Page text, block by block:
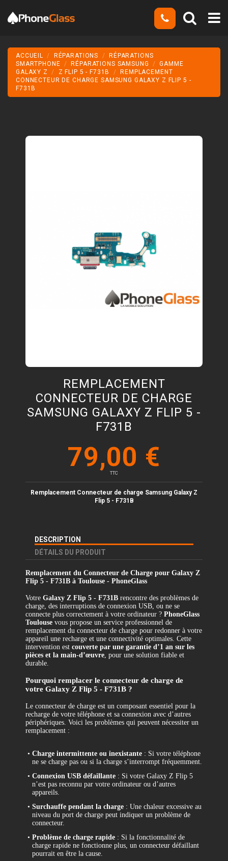
ACCUEIL RÉPARATIONS
RÉPARATIONS
SMARTPHONE
RÉPARATIONS SAMSUNG
GAMME
GALAXY Z
Z FLIP 5 - F731B
REMPLACEMENT
CONNECTEUR DE CHARGE SAMSUNG GALAXY Z FLIP 5 -
F731B
REMPLACEMENT
CONNECTEUR DE CHARGE
SAMSUNG GALAXY Z FLIP 5 -
F731B
79,00 €
TTC
Remplacement Connecteur de charge Samsung Galaxy Z
Flip 5 - F731B
DESCRIPTION
DÉTAILS DU PRODUIT
Remplacement du Connecteur de Charge pour Galaxy Z
Flip 5 - F731B à Toulouse - PhoneGlass
Votre Galaxy Z Flip 5 - F731B rencontre des problèmes de
charge, des interruptions de connexion USB, ou ne se
connecte plus correctement à votre ordinateur ? PhoneGlass
Toulouse vous propose un service professionnel de
remplacement du connecteur de charge pour redonner à votre
appareil une recharge et une connectivité optimales. Cette
intervention est couverte par une garantie d’1 an sur les
pièces et la main-d’œuvre, pour une solution fiable et
durable.
Pourquoi remplacer le connecteur de charge de
votre Galaxy Z Flip 5 - F731B ?
Le connecteur de charge est un composant essentiel pour la
recharge de votre téléphone et sa connexion avec d’autres
périphériques. Voici les problèmes qui peuvent nécessiter un
remplacement :
• Charge intermittente ou inexistante : Si votre téléphone
ne se charge pas ou si la charge s’interrompt fréquemment.
• Connexion USB défaillante : Si votre Galaxy Z Flip 5
n’est pas reconnu par votre ordinateur ou d’autres
appareils.
• Surchauffe pendant la charge : Une chaleur excessive au
niveau du port de charge peut indiquer un problème de
connecteur.
• Problème de charge rapide : Si la fonctionnalité de
charge rapide ne fonctionne plus, un connecteur défaillant
pourrait en être la cause.